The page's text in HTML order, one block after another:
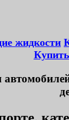
жидкости